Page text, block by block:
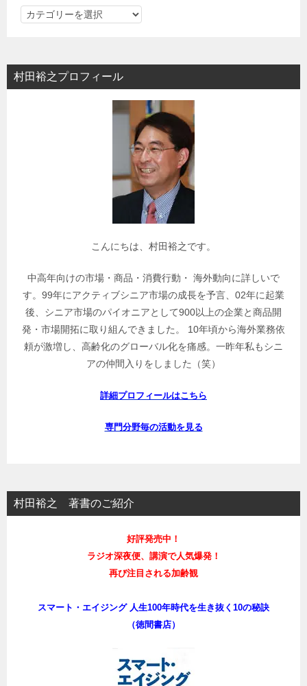
カ
リ
ー
村田裕之プロフィール
こんにちは、村田裕之です。
中高年向けの市場・商品・消費行動・ 海外動向に詳しいで
す。99年にアクティブシニア市場の成長を予言、02年に起業
後、シニア市場のパイオニアとして900以上の企業と商品開
発・市場開拓に取り組んできました。 10年頃から海外業務依
頼が激増し、高齢化のグローバル化を痛感。一昨年私もシニ
アの仲間入りをしました（笑）
詳細プロフィールはこちら
専門分野毎の活動を見る
村田裕之 著書のご紹介
好評発売中！
ラジオ深夜便、講演で人気爆発！
再び注目される加齢観
スマート・エイジング 人生100年時代を生き抜く10の秘訣
（徳間書店）